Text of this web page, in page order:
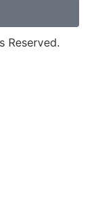
Reserved.